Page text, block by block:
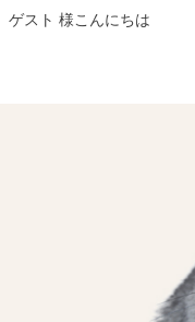
ゲスト 様こんにちは